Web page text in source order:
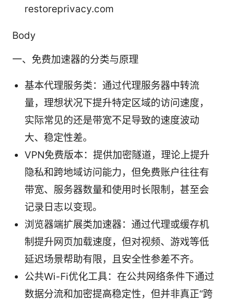
restoreprivacy.com
Body
一、免费加速器的分类与原理
基本代理服务类：通过代理服务器中转流
量，理想状况下提升特定区域的访问速度，
实际常见的还是带宽不足导致的速度波动
大、稳定性差。
VPN免费版本：提供加密隧道，理论上提升
隐私和跨地域访问能力，但免费账户往往有
带宽、服务器数量和使用时长限制，甚至会
记录日志以变现。
浏览器端扩展类加速器：通过代理或缓存机
制提升网页加载速度，但对视频、游戏等低
延迟场景帮助有限，且安全性参差不齐。
公共Wi-Fi优化工具：在公共网络条件下通过
数据分流和加密提高稳定性，但并非真正“跨